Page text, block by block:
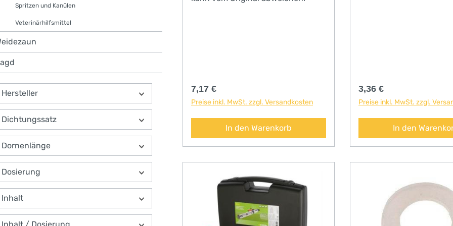
Spritzen und Kanülen
Veterinärhilfsmittel
Hersteller
Dichtungssatz
Dornenlänge
Dosierung
Inhalt
Regulärer Preis:
7,17 €
Preise inkl. MwSt. zzgl. Versandkosten
In den Warenkorb
Regulärer Preis:
3,36 €
Preise inkl. MwSt. zzgl.
In den